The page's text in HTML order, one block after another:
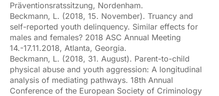
Präventionsratssitzung, Nordenham.
Beckmann, L. (2018, 15. November). Truancy and
self-reported youth delinquency. Similar effects for
males and females? 2018 ASC Annual Meeting
14.-17.11.2018, Atlanta, Georgia.
Beckmann, L. (2018, 31. August). Parent-to-child
physical abuse and youth aggression: A longitudinal
analysis of mediating pathways. 18th Annual
Conference of the European Society of Criminology